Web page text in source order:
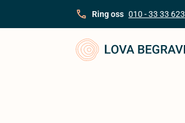
Ring oss 010 - 33 33 623